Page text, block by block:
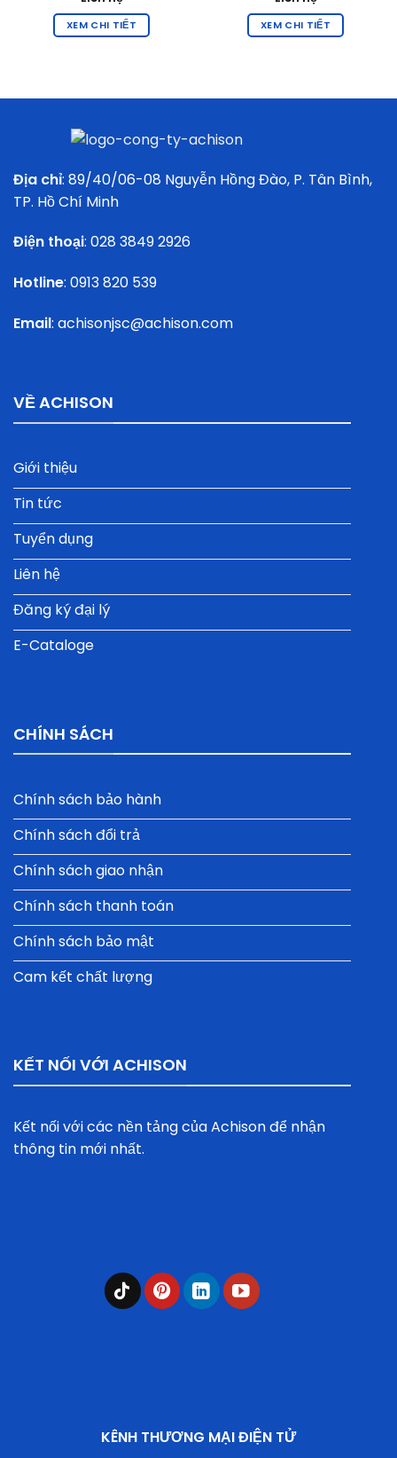
XEM CHI TIẾT XEM CHI TIẾT
Địa chỉ: 89/40/06-08 Nguyễn Hồng Đào, P. Tân Bình,
TP. Hồ Chí Minh
Điện thoại: 028 3849 2926
Hotline: 0913 820 539
Email: achisonjsc@achison.com
VỀ ACHISON
Giới thiệu
Tin tức
Tuyển dụng
Liên hệ
Đăng ký đại lý
E-Cataloge
CHÍNH SÁCH
Chính sách bảo hành
Chính sách đổi trả
Chính sách giao nhận
Chính sách thanh toán
Chính sách bảo mật
Cam kết chất lượng
KẾT NỐI VỚI ACHISON
Kết nối với các nền tảng của Achison để nhận
thông tin mới nhất.
KÊNH THƯƠNG MẠI ĐIỆN TỬ